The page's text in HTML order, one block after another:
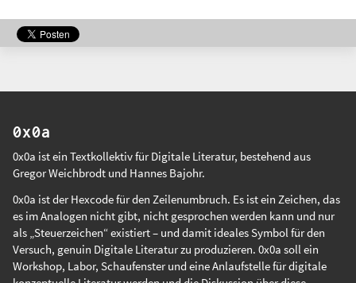
0x0a
0x0a ist ein Textkollektiv für Digitale Literatur, bestehend aus
Gregor Weichbrodtund Hannes Bajohr.
0x0a ist der Hexcode für den Zeilenumbruch. Es ist ein Zeichen, das
es im Analogen nicht gibt, nicht gesprochen werden kann und nur
als „Steuerzeichen“ existiert – und damit ideales Symbol für den
Versuch, genuin Digitale Literatur zu produzieren. 0x0a soll ein
Workshop, Labor, Schaufenster und eine Anlaufstelle für digitale